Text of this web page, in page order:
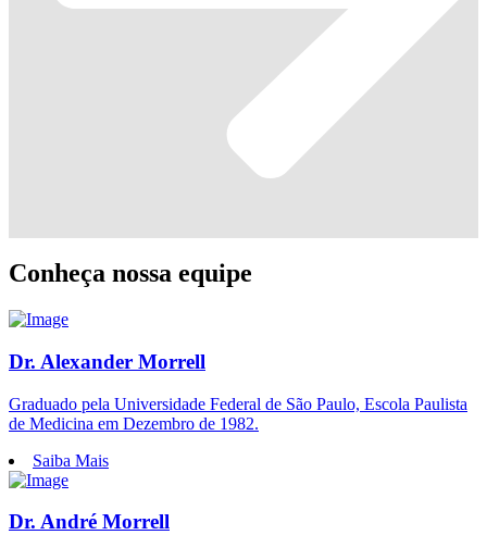
Conheça nossa equipe
Dr. Alexander Morrell
Graduado pela Universidade Federal de São Paulo, Escola Paulista
de Medicina em Dezembro de 1982.
Saiba Mais
Dr. André Morrell